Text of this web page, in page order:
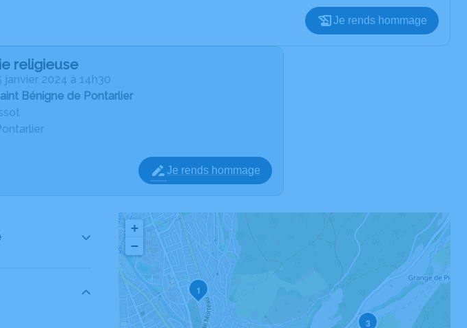
Je rends hommage
religieuse
janvier 2024 à 14h30
Bénigne de Pontarlier
Je rends hommage
1
3
+
−